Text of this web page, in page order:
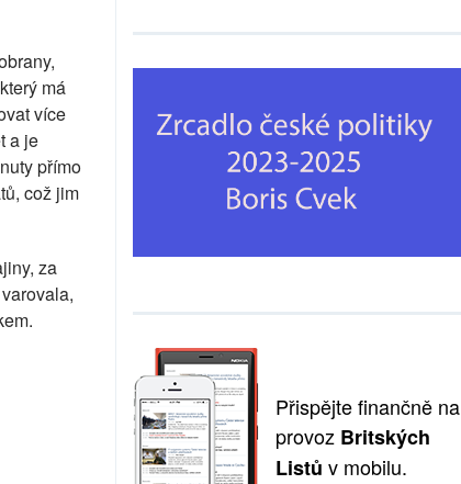
má
více
a je
přímo
což jim
za
Přispějte finančně na
provoz Britských
Listů v mobilu.